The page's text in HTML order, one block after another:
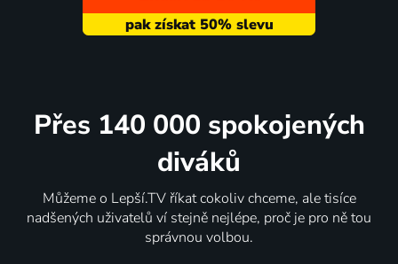
Přes 140 000 spokojených
diváků
Můžeme o Lepší.TV říkat cokoliv chceme, ale tisíce
nadšených uživatelů ví stejně nejlépe, proč je pro ně tou
správnou volbou.